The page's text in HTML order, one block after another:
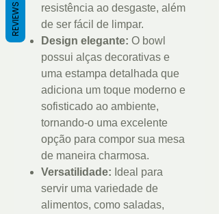
resistência ao desgaste, além
de ser fácil de limpar.
Design elegante: O bowl
possui alças decorativas e
uma estampa detalhada que
adiciona um toque moderno e
sofisticado ao ambiente,
tornando-o uma excelente
opção para compor sua mesa
de maneira charmosa.
Versatilidade: Ideal para
servir uma variedade de
alimentos, como saladas,
REVIEWS